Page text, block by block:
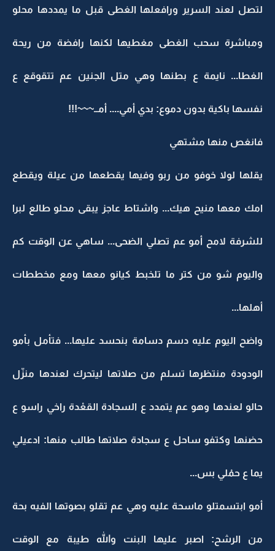
لتصل لعند السرير ورافعلها الغطى قبل ما يمددها محلو
ومباشرة سحب الغطى مغطيها لكنها رافضة من ريحة
الغطا... نايمة ع بطنها وهي متل الجنين عم تتقوقع ع
نفسها باكية بدون دموع: بدي أمي.... أمــ~~~!!!
فانغص منها مشتهي
يقلها لولا خوفو من ربو وفيها يقطعها من عيلة ويقطع
امك معها منيح هيك... واشتاط عاجز يبقى محلو طالع لبرا
للشرفة لامح أمو عم تصلي الضحى... ساهي عن الوقت كم
واليوم شو من كتر ما تلخبط كيانو معها ومع مخططات
أهلها...
واضح اليوم عليه دسم دسامة بنحسد عليها... فتأمل بأمو
الودودة منتظرها تسلم من صلاتها ليتحرك لعندها منزّل
حالو لعندها وهو عم يتمدد ع السجادة القعْدة راخي راسو ع
حضنها وكتفو ساحل ع سجادة صلاتها طالب منها: ادعيلي
يما ع حمْلي بس...
أمو ابتسمتلو ماسحة عليه وهي عم تقلو بصوتها الفيه بحة
من الرشح: اصبر عليها البنت والله طيبة مع الوقت